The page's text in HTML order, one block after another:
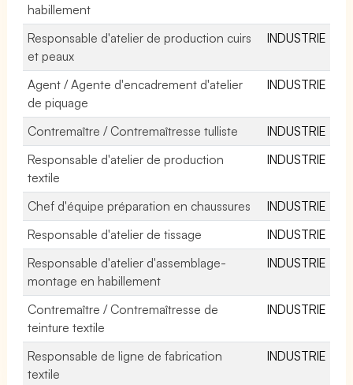
habillement
Responsable d'atelier de production cuirs
et peaux
INDUSTRIE
Agent / Agente d'encadrement d'atelier
de piquage
INDUSTRIE
Contremaître / Contremaîtresse tulliste
INDUSTRIE
Responsable d'atelier de production
textile
INDUSTRIE
Chef d'équipe préparation en chaussures
INDUSTRIE
Responsable d'atelier de tissage
INDUSTRIE
Responsable d'atelier d'assemblage-
montage en habillement
INDUSTRIE
Contremaître / Contremaîtresse de
teinture textile
INDUSTRIE
Responsable de ligne de fabrication
textile
INDUSTRIE